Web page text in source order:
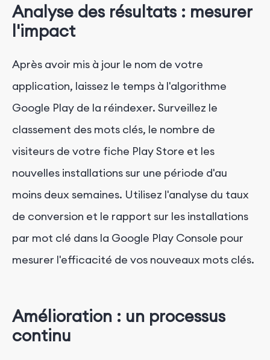
Analyse des résultats : mesurer
l'impact
Après avoir mis à jour le nom de votre
application, laissez le temps à l'algorithme
Google Play de la réindexer. Surveillez le
classement des mots clés, le nombre de
visiteurs de votre fiche Play Store et les
nouvelles installations sur une période d'au
moins deux semaines. Utilisez l'analyse du taux
de conversion et le rapport sur les installations
par mot clé dans la Google Play Console pour
mesurer l'efficacité de vos nouveaux mots clés.
Amélioration : un processus
continu